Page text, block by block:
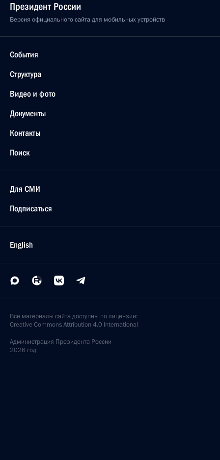
Президент России
Версия официального сайта для мобильных устройств
События
Структура
Видео и фото
Документы
Контакты
Поиск
Для СМИ
Подписаться
English
Все материалы сайта доступны по лицензии:
Creative Commons Attribution 4.0 International
Администрация Президента России
2026 год